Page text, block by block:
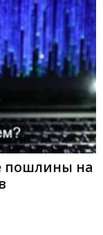
пошлины на